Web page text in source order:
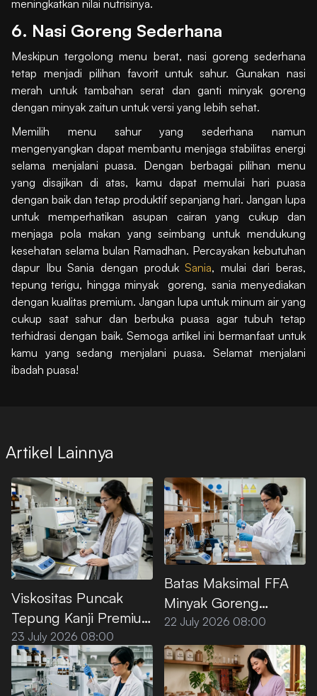
meningkatkan nilai nutrisinya.
6. Nasi Goreng Sederhana
Meskipun tergolong menu berat, nasi goreng sederhana
tetap menjadi pilihan favorit untuk sahur. Gunakan nasi
merah untuk tambahan serat dan ganti minyak goreng
dengan minyak zaitun untuk versi yang lebih sehat.
Memilih menu sahur yang sederhana namun
mengenyangkan dapat membantu menjaga stabilitas energi
selama menjalani puasa. Dengan berbagai pilihan menu
yang disajikan di atas, kamu dapat memulai hari puasa
dengan baik dan tetap produktif sepanjang hari. Jangan lupa
untuk memperhatikan asupan cairan yang cukup dan
menjaga pola makan yang seimbang untuk mendukung
kesehatan selama bulan Ramadhan. Percayakan kebutuhan
dapur Ibu Sania dengan produkSania, mulai dari beras,
tepung terigu, hingga minyak goreng, sania menyediakan
dengan kualitas premium. Jangan lupa untuk minum air yang
cukup saat sahur dan berbuka puasa agar tubuh tetap
terhidrasi dengan baik. Semoga artikel ini bermanfaat untuk
kamu yang sedang menjalani puasa. Selamat menjalani
ibadah puasa!
Artikel Lainnya
Viskositas Puncak
Tepung Kanji Premium
saat Dipanaskan di Air
23 July 2026 08:00
Batas Maksimal FFA
Minyak Goreng
Premium Menurut SNI
22 July 2026 08:00